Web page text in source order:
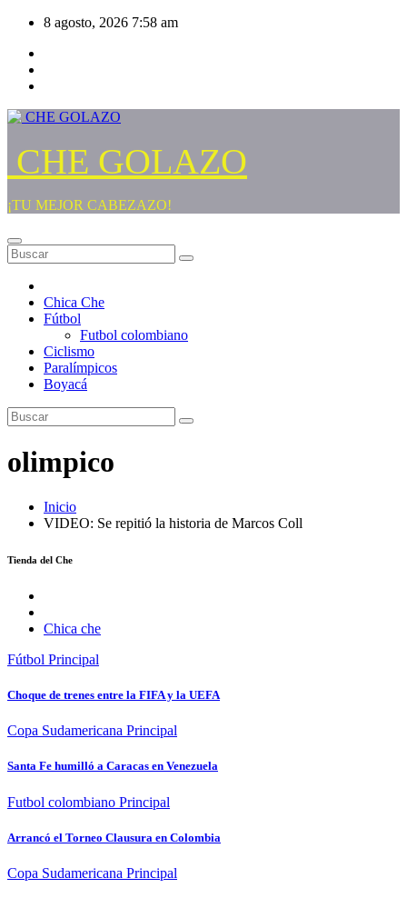
Saltar
contenido
8 agosto, 2026 7:58 am
CHE GOLAZO
¡TU MEJOR CABEZAZO!
Chica Che
Fútbol
Futbol colombiano
Ciclismo
Paralímpicos
Boyacá
olimpico
Inicio
VIDEO: Se repitió la historia de Marcos Coll
Tienda del Che
Chica che
Fútbol Principal
Choque de trenes entre la FIFA y la UEFA
Copa Sudamericana Principal
Santa Fe humilló a Caracas en Venezuela
Futbol colombiano Principal
Arrancó el Torneo Clausura en Colombia
Copa Sudamericana Principal